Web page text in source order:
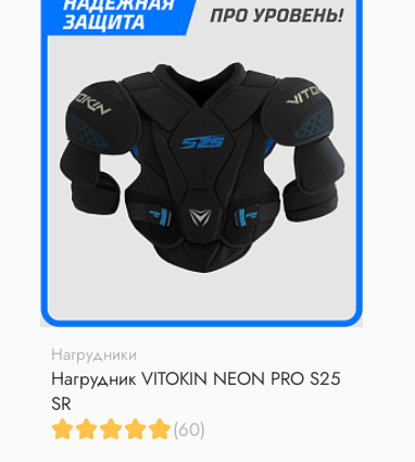
Нагрудники
Нагрудник VITOKIN NEON PRO S25
SR
(60)